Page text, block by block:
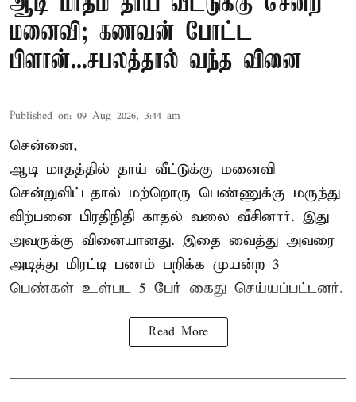
மனைவி; கணவன் போட்ட
பிளான்...சபலத்தால் வந்த வினை
Published on: 09 Aug 2026, 3:44 am
சென்னை,
ஆடி மாதத்தில் தாய் வீட்டுக்கு மனைவி
சென்றுவிட்டதால் மற்றொரு பெண்ணுக்கு மருந்து
விற்பனை பிரதிநிதி காதல் வலை வீசினார். இது
அவருக்கு வினையானது. இதை வைத்து அவரை
அடித்து மிரட்டி பணம் பறிக்க முயன்ற 3
பெண்கள் உள்பட 5 பேர் கைது செய்யப்பட்டனர்.
Read More